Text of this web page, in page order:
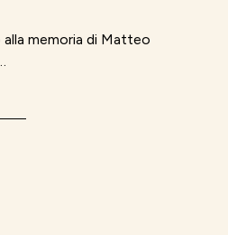
memoria di Matteo